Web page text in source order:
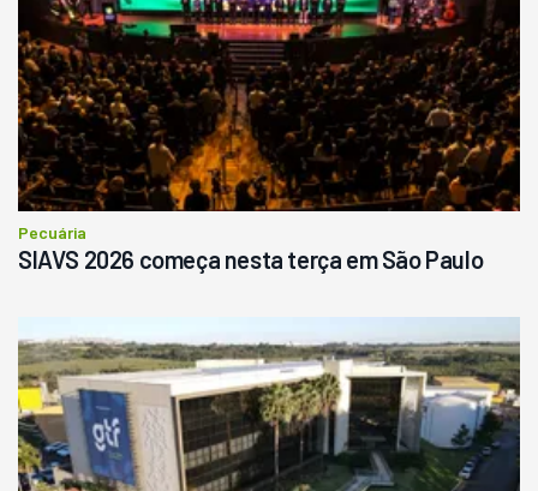
Pecuária
SIAVS 2026 começa nesta terça em São Paulo